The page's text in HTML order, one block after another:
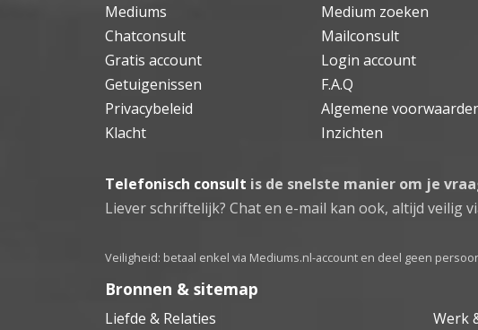
Mediums Medium zoeken
Chatconsult
Mailconsult
Gratis account
Login account
Getuigenissen
F.A.Q
Privacybeleid
Algemene
Klacht
Inzichten
Telefonisch consult is de snelste manier om je
Liever schriftelijk? Chat en e-mail kan ook, altijd veilig
Veiligheid: betaal enkel via Mediums.nl-account en deel geen
Bronnen & sitemap
Liefde & Relaties Werk